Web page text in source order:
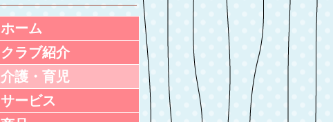
ホーム
クラブ紹介
介護・育児
サービス